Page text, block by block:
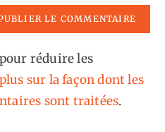
réduire les
sur la façon dont les
sont traitées.